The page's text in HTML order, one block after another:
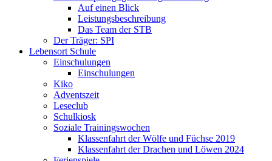
Auf einen Blick
Leistungsbeschreibung
Das Team der STB
Der Träger: SPI
Lebensort Schule
Einschulungen
Einschulungen
Kiko
Adventszeit
Leseclub
Schulkiosk
Soziale Trainingswochen
Klassenfahrt der Wölfe und Füchse 2019
Klassenfahrt der Drachen und Löwen 2024